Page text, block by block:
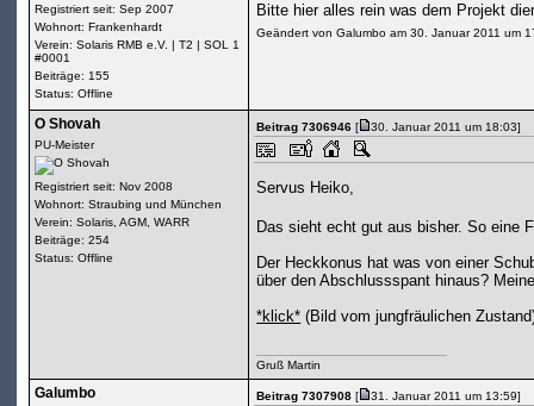
Registriert seit: Sep 2007
Wohnort: Frankenhardt
Verein: Solaris RMB e.V. | T2 | SOL 1
#0001
Beiträge: 155
Status: Offline
Bitte hier alles rein was dem Projekt
Geändert von Galumbo am 30. Januar 2011 um
O Shovah
PU-Meister
Registriert seit: Nov 2008
Wohnort: Straubing und München
Verein: Solaris, AGM, WARR
Beiträge: 254
Status: Offline
Beitrag 7306946[ 30. Januar 2011 um 18:03]
Servus Heiko,
Das sieht echt gut aus bisher. So eine
Der Heckkonus hat was von einer
über den Abschlussspant hinaus?
*klick* (Bild vom jungfräulichen
Gruß Martin
Galumbo Beitrag 7307908[ 31. Januar 2011 um 13:59]